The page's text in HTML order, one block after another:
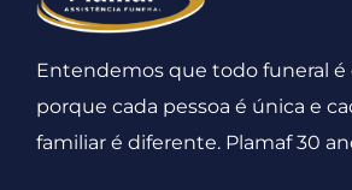
Entendemos que todo funeral
porque cada pessoa é única e
familiar é diferente. Plamaf 30